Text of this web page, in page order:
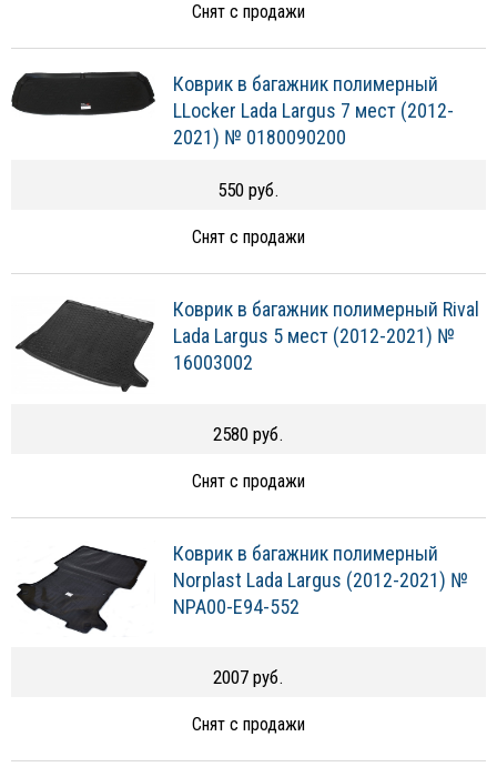
Снят с продажи
Коврик в багажник полимерный
LLocker Lada Largus 7 мест (2012-
2021) № 0180090200
550 руб.
Снят с продажи
Коврик в багажник полимерный Rival
Lada Largus 5 мест (2012-2021) №
16003002
2580 руб.
Снят с продажи
Коврик в багажник полимерный
Norplast Lada Largus (2012-2021) №
NPA00-E94-552
2007 руб.
Снят с продажи